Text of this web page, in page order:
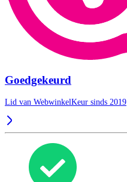
Goedgekeurd
Lid van WebwinkelKeur sinds 2019